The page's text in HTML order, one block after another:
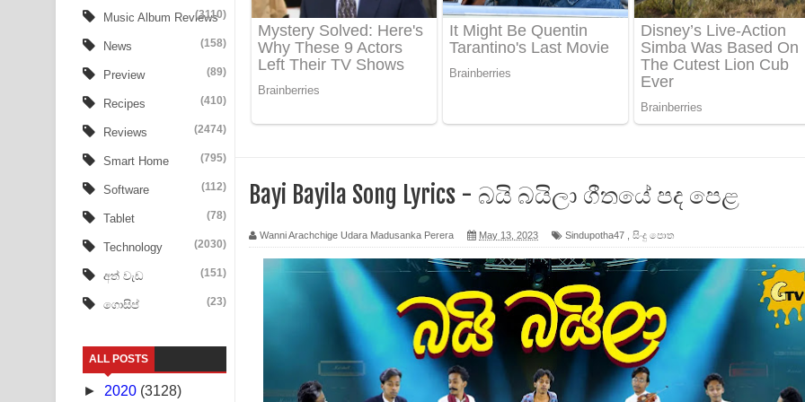
PATHINIYE Song Lyrics - පතිනියනේ ගීතයේ පද පෙළ
Sorry Sir Song Lyrics - සොරි සර් ගීතයේ පද පෙළ
Mathaka Aluthin Liyanna Song Lyrics - මතක අලුතින් ලියන්න ගීතයේ පද පෙළ
Ma Igili Giya Lyrics - මා ඉගිලී ගියා ගීතයේ පද පෙළ
Ras Balan Song Lyrics - රැස් බලන් ගීතයේ පද පෙළ
Hoda sihiyen Song Lyrics - හොද සිහියෙන් ගීතයේ පද පෙළ
Awanken Song Lyrics - අවංකෙන් ගීතයේ පද පෙළ
Pa Sina Song Lyrics - පෑ සිනා ගීතයේ පද පෙළ
Music Album Reviews
(3110)
News (158)
Preview (89)
Recipes (410)
Reviews (2474)
Smart Home (795)
Software (112)
Tablet (78)
Technology (2030)
අත් වැඩ (151)
ගොසිප් (23)
ALL POSTS
► 2020 (3128)
Bayi Bayila Song Lyrics - බයි බයිලා ගීතයේ පද පෙළ
Wanni Arachchige Udara Madusanka Perera May 13, 2023 Sindupotha47 සිංදු පොත